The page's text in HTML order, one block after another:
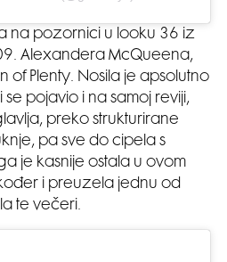
na pozornici u looku 36 iz
Alexandera McQueena,
of Plenty. Nosila je apsolutno
pojavio i na samoj reviji,
preko strukturirane
pa sve do cipela s
je kasnije ostala u ovom
i preuzela jednu od
te večeri.